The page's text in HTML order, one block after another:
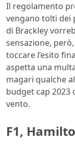
Il regolamento
vengano tolti dei
di Brackley
sensazione,
toccare l’esito
aspetta una
magari qualche
budget cap 2023
vento.
F1,